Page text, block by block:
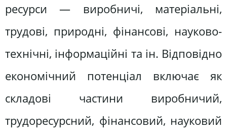
ресурси — виробничі, матеріальні,
трудові, природні, фінансові, науково-
технічні, інформаційні та ін. Відповідно
економічний потенціал включає як
складові частини виробничий,
трудоресурсний, фінансовий, науковий